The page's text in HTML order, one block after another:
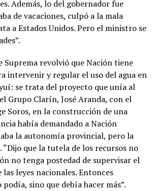
Además, lo del gobernador fue
de vacaciones, culpó a la mala
a Estados Unidos. Pero el ministro se
Suprema revolvió que Nación tiene
intervenir y regular el uso del agua en
se trata del proyecto que unía al
Grupo Clarín, José Aranda, con el
Soros, en la construcción de una
había demandado a Nación
la autonomía provincial, pero la
“Dijo que la tutela de los recursos no
no tenga postedad de supervisar el
leyes nacionales. Entonces
podía, sino que debía hacer más”.